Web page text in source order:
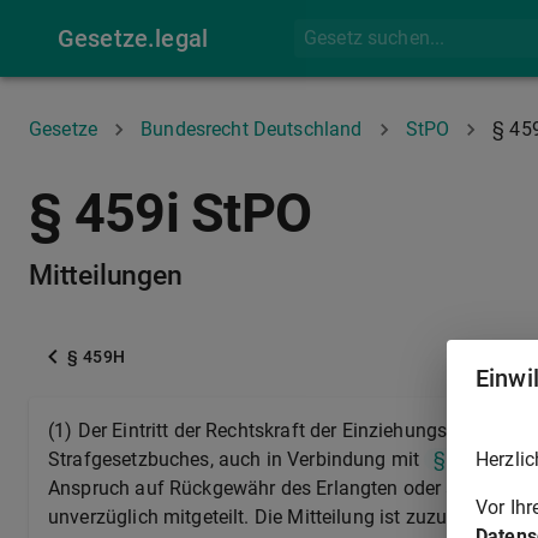
Gesetze.legal
Gesetze Bundesrecht Deutschland StPO §
§ 459i StPO
Mitteilungen
§ 459H
(1) Der Eintritt der Rechtskraft der
Strafgesetzbuches, auch in Verbindung mit
§ 76a
Anspruch auf Rückgewähr des Erlangten oder auf
unverzüglich mitgeteilt. Die Mitteilung ist zuzustellen; §
Vor